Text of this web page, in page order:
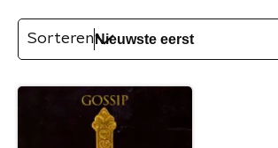
Sorteren